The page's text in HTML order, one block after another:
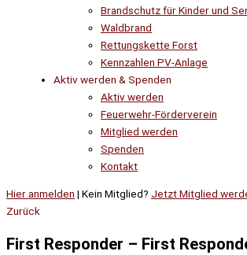
Brandschutz für Kinder und
Waldbrand
Rettungskette Forst
Kennzahlen PV-Anlage
Aktiv werden & Spenden
Aktiv werden
Feuerwehr-Förderverein
Mitglied werden
Spenden
Kontakt
Hier anmelden | Kein Mitglied? Jetzt Mitglied
Zurück
First Responder – First